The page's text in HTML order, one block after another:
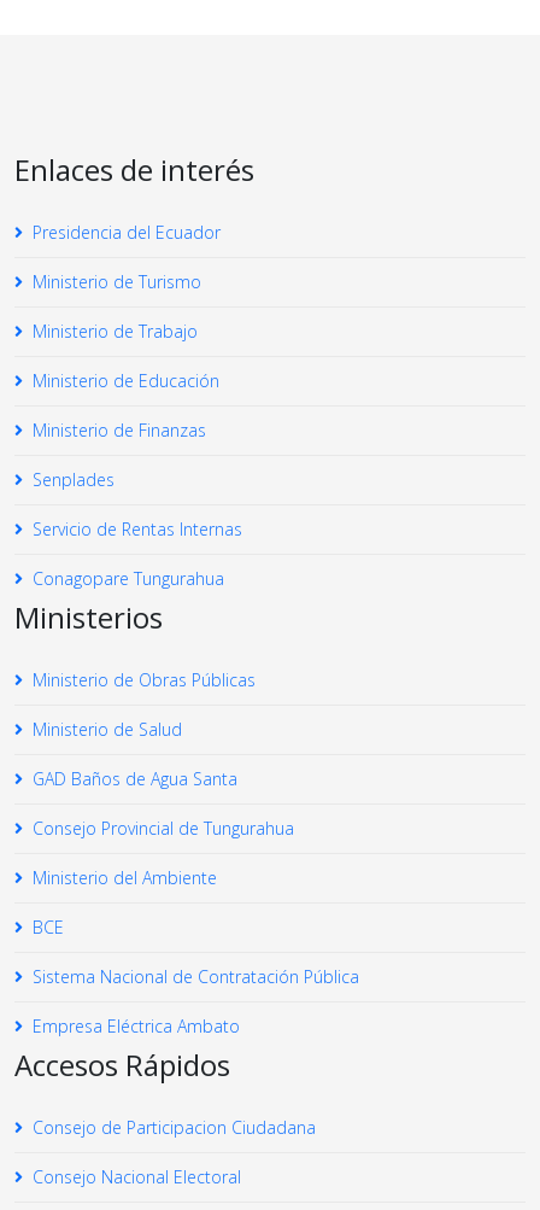
Enlaces de interés
Presidencia del Ecuador
Ministerio de Turismo
Ministerio de Trabajo
Ministerio de Educación
Ministerio de Finanzas
Senplades
Servicio de Rentas Internas
Conagopare Tungurahua
Ministerios
Ministerio de Obras Públicas
Ministerio de Salud
GAD Baños de Agua Santa
Consejo Provincial de Tungurahua
Ministerio del Ambiente
BCE
Sistema Nacional de Contratación Pública
Empresa Eléctrica Ambato
Accesos Rápidos
Consejo de Participacion Ciudadana
Consejo Nacional Electoral